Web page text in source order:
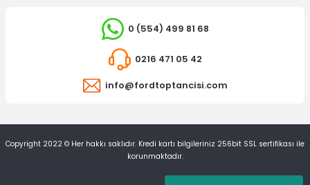
0 (554) 499 81 68
0216 471 05 42
info@fordtoptancisi.com
Copyright 2022 © Her hakkı saklıdır. Kredi kartı bilgileriniz 256bit SSL sertifikası ile
korunmaktadır.